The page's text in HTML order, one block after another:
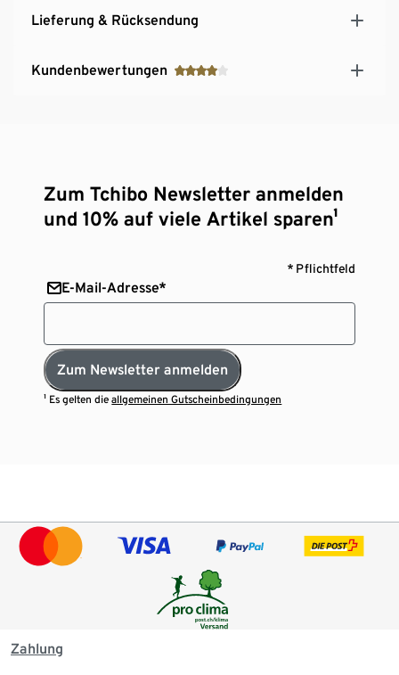
Lieferung & Rücksendung
Kundenbewertungen
Zum Tchibo Newsletter anmelden
und 10% auf viele Artikel sparen¹
* Pflichtfeld
E-Mail-Adresse*
Zum Newsletter anmelden
¹ Es gelten dieallgemeinen Gutscheinbedingungen
Zahlung